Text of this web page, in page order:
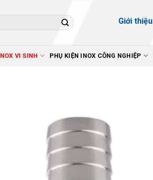
Giới thiệu
VI SINH PHỤ KIỆN INOX CÔNG NGHIỆP